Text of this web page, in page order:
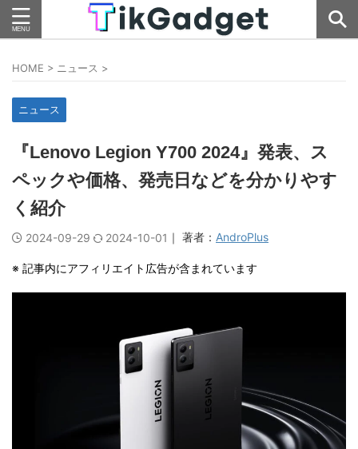
HOME > ニュース >
ニュース
『Lenovo Legion Y700 2024』発表、ス
ペックや価格、発売日などを分かりやす
く紹介
2024-09-29 2024-10-01 ｜ 著者： AndroPlus
※ 記事内にアフィリエイト広告が含まれています